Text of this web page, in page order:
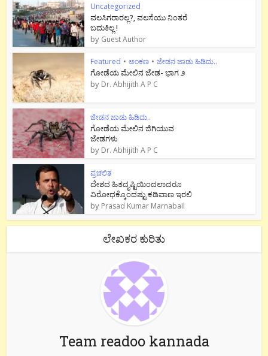
Uncategorized
ವಲಸಿಗರಾರಲ್ಲ?, ವಲಸೆಯು ನಿಂತರೆ
ಬದುಕಿಲ್ಲ !
by Guest Author
Featured • ಅಂಕಣ • ಜೇಡನ ಜಾಡು ಹಿಡಿದು..
ಗೋಡೆಯ ಮೇಲಿನ ಜೇಡ- ಭಾಗ ೨
by Dr. Abhijith A P C
ಜೇಡನ ಜಾಡು ಹಿಡಿದು..
ಗೋಡೆಯ ಮೇಲಿನ ಜಿಗಿಯುವ
ಜೇಡಗಳು
by Dr. Abhijith A P C
ಪ್ರಚಲಿತ
ದೇಶದ ಹಿತದೃಷ್ಟಿಯಿಂದಲಾದರೂ
ವಿರೋಧಕ್ಕೊಂದಷ್ಟು ಕಡಿವಾಣ ಇರಲಿ
by Prasad Kumar Marnabail
ಲೇಖಕರ ಕುರಿತು
Team readoo kannada